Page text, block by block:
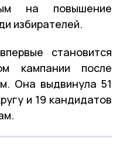
на повышение
избирателей.
становится
кампании после
Она выдвинула 51
и 19 кандидатов